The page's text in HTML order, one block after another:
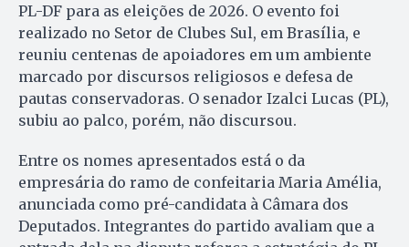
PL-DF para as eleições de 2026. O evento foi
realizado no Setor de Clubes Sul, em Brasília, e
reuniu centenas de apoiadores em um ambiente
marcado por discursos religiosos e defesa de
pautas conservadoras. O senador Izalci Lucas (PL),
subiu ao palco, porém, não discursou.
Entre os nomes apresentados está o da
empresária do ramo de confeitaria Maria Amélia,
anunciada como pré-candidata à Câmara dos
Deputados. Integrantes do partido avaliam que a